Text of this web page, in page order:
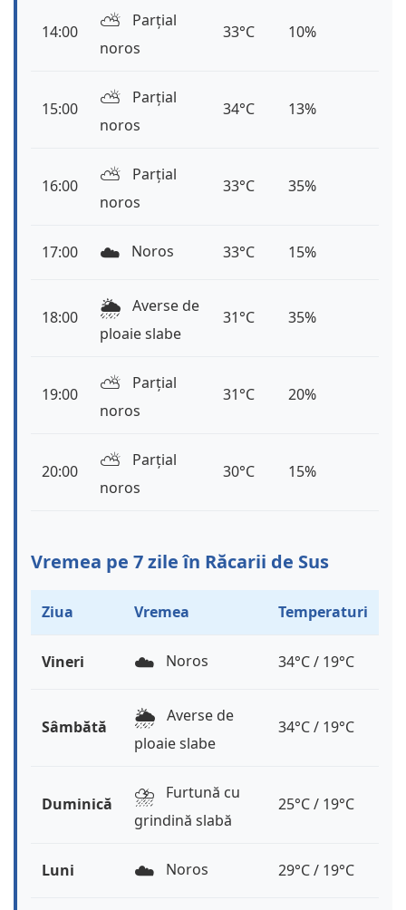
14:00 ⛅️
Parțial
noros
33°C 10%
15:00 ⛅️
Parțial
noros
34°C 13%
16:00 ⛅️
Parțial
noros
33°C 35%
17:00 ☁️ Noros 33°C 15%
18:00 🌦️ Averse de
ploaie slabe
31°C 35%
19:00 ⛅️
Parțial
noros
31°C 20%
20:00 ⛅️
Parțial
noros
30°C 15%
Vremea pe 7 zile în Răcarii de Sus
Ziua Vremea Temperaturi
Vineri ☁️ Noros 34°C / 19°C
Sâmbătă 🌦️ Averse de
ploaie slabe
34°C / 19°C
Duminică ⛈️
Furtună cu
grindină slabă
25°C / 19°C
Luni ☁️ Noros 29°C / 19°C